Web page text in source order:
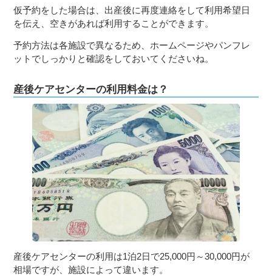
仮予約をした場合は、出産後に再度連絡をして利用希望日
を伝え、空きがあれば利用することができます。
予約方法は各施設で異なるため、ホームページやパンフレ
ットでしっかりと確認をしておいてくださいね。
産後ケアセンターの利用料金は？
産後ケアセンターの利用は1泊2日で25,000円～30,000円が
相場ですが、施設によって違います。